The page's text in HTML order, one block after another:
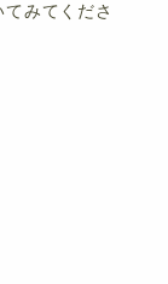
みてくださ